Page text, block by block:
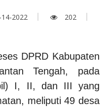
2022
202
DPRD Kabupaten
Tengah, pada
I, II, dan III yang
meliputi 49 desa